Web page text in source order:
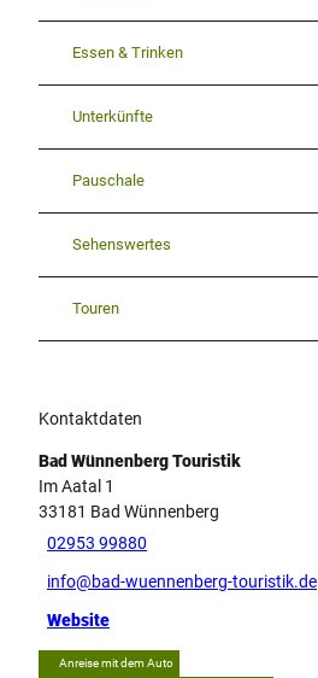
Essen & Trinken
Unterkünfte
Pauschale
Sehenswertes
Touren
Kontaktdaten
Bad Wünnenberg Touristik
Im Aatal 1
33181 Bad Wünnenberg
02953 99880
info@bad-wuennenberg-touristik.de
Website
Anreise mit dem Auto